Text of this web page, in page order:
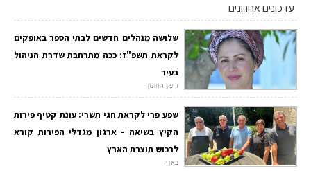
עדכונים אחרונים
שלושה מנהלים חדשים לבתי הספר באופקים
לקראת תשפ"ז: ככה מתרחבת שדרת הניהול
בעיר
דופק החינוך
שפע פרי לקראת חגי תשרי: עונת קטיף פירות
הקיץ בשיאה - ארגון מגדלי הפירות קורא
לרכוש תוצרת הארץ
בארץ